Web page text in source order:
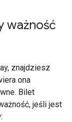
ważność
znajdziesz
ona
Bilet
jeśli jest